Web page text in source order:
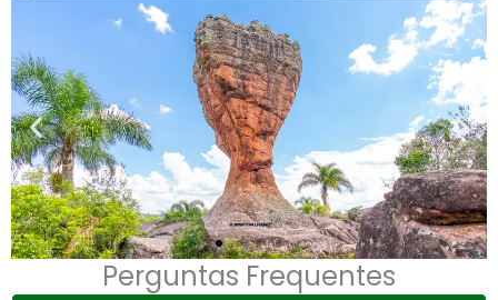
Perguntas Frequentes